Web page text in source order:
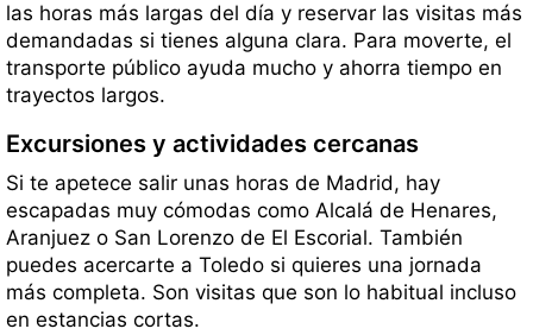
las horas más largas del día y reservar las visitas más
demandadas si tienes alguna clara. Para moverte, el
transporte público ayuda mucho y ahorra tiempo en
trayectos largos.
Excursiones y actividades cercanas
Si te apetece salir unas horas de Madrid, hay
escapadas muy cómodas como Alcalá de Henares,
Aranjuez o San Lorenzo de El Escorial. También
puedes acercarte a Toledo si quieres una jornada
más completa. Son visitas que son lo habitual incluso
en estancias cortas.